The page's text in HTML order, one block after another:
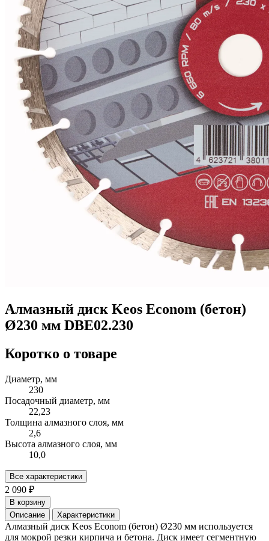
Алмазный диск Keos Econom (бетон)
Ø230 мм DBE02.230
Коротко о товаре
Диаметр, мм
230
Посадочный диаметр, мм
22,23
Толщина алмазного слоя, мм
2,6
Высота алмазного слоя, мм
10,0
Все характеристики
2 090 ₽
В корзину
Описание
Характеристики
Алмазный диск Keos Econom (бетон) Ø230 мм используется
для мокрой резки кирпича и бетона. Диск имеет сегментную